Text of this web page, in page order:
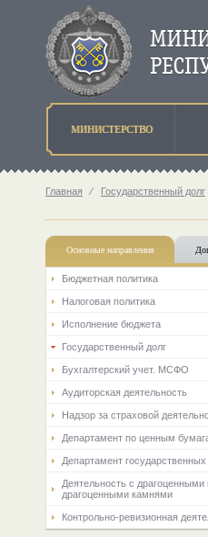
МИНИСТЕРСТВО
Главная ⁄ Государственный долг
Основные направления
Бюджетная политика
Налоговая политика
Исполнение бюджета
Государственный долг
Бухгалтерский учет. МСФО
Аудиторская деятельность
Надзор за страховой
Департамент по ценным
Департамент государственных
Деятельность с
драгоценными камнями
Контрольно-ревизионная